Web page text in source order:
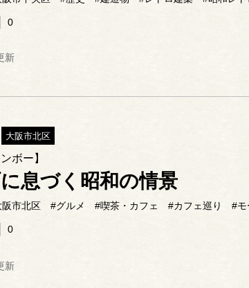
0
新
大阪市北区
ボー】
息づく昭和の情景
阪市北区 #グルメ #喫茶・カフェ #カフェ巡り #モ
0
新